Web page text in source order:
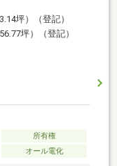
坪）（登記）
坪）（登記）
所有権
オール電化